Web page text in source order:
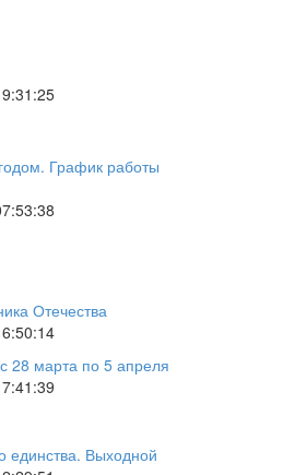
График работы
Отечества
28 марта по 5 апреля
единства. Выходной